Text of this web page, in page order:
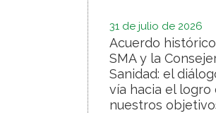
31 de julio de 2026
Acuerdo
SMA y la
Sanidad: el
vía hacia el logro
nuestros